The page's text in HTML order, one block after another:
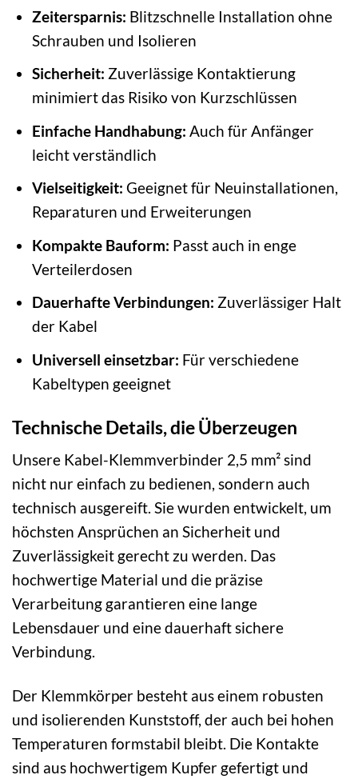
Zeitersparnis: Blitzschnelle Installation ohne
Schrauben und Isolieren
Sicherheit: Zuverlässige Kontaktierung
minimiert das Risiko von Kurzschlüssen
Einfache Handhabung: Auch für Anfänger
leicht verständlich
Vielseitigkeit: Geeignet für Neuinstallationen,
Reparaturen und Erweiterungen
Kompakte Bauform: Passt auch in enge
Verteilerdosen
Dauerhafte Verbindungen: Zuverlässiger Halt
der Kabel
Universell einsetzbar: Für verschiedene
Kabeltypen geeignet
Technische Details, die Überzeugen
Unsere Kabel-Klemmverbinder 2,5 mm² sind
nicht nur einfach zu bedienen, sondern auch
technisch ausgereift. Sie wurden entwickelt, um
höchsten Ansprüchen an Sicherheit und
Zuverlässigkeit gerecht zu werden. Das
hochwertige Material und die präzise
Verarbeitung garantieren eine lange
Lebensdauer und eine dauerhaft sichere
Verbindung.
Der Klemmkörper besteht aus einem robusten
und isolierenden Kunststoff, der auch bei hohen
Temperaturen formstabil bleibt. Die Kontakte
sind aus hochwertigem Kupfer gefertigt und